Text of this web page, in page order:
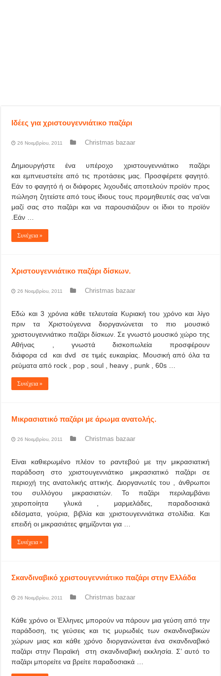
Ιδέες για χριστουγεννιάτικο παζάρι
26 Νοεμβρίου, 2011 Christmas bazaar
Δημιουργήστε ένα υπέροχο χριστουγεννιάτικο παζάρι
και εμπνευστείτε από τις προτάσεις μας. Προσφέρετε φαγητό.
Εάν το φαγητό ή οι διάφορες λιχουδιές αποτελούν προϊόν προς
πώληση ζητείστε από τους ίδιους τους προμηθευτές σας να’ναι
μαζί σας στο παζάρι και να παρουσιάζουν οι ίδιοι το προϊόν
.Εάν …
Συνέχεια »
Χριστουγεννιάτικο παζάρι δίσκων.
26 Νοεμβρίου, 2011 Christmas bazaar
Εδώ και 3 χρόνια κάθε τελευταία Κυριακή του χρόνο και λίγο
πριν τα Χριστούγεννα διοργανώνεται το πιο μουσικό
χριστουγεννιάτικο παζάρι δίσκων. Σε γνωστό μουσικό χώρο της
Αθήνας , γνωστά δισκοπωλεία προσφέρουν
διάφορα cd και dvd σε τιμές ευκαιρίας. Μουσική από όλα τα
ρεύματα από rock , pop , soul , heavy , punk , 60s …
Συνέχεια »
Μικρασιατικό παζάρι με άρωμα ανατολής.
26 Νοεμβρίου, 2011 Christmas bazaar
Είναι καθιερωμένο πλέον το ραντεβού με την μικρασιατική
παράδοση στο χριστουγεννιάτικο μικρασιατικό παζάρι σε
περιοχή της ανατολικής αττικής. Διοργανωτές του , άνθρωποι
του συλλόγου μικρασιατών. Το παζάρι περιλαμβάνει
χειροποίητα γλυκά , μαρμελάδες, παραδοσιακά
εδέσματα, γούρια, βιβλία και χριστουγεννιάτικα στολίδια. Και
επειδή οι μικρασιάτες φημίζονται για …
Συνέχεια »
Σκανδιναβικό χριστουγεννιάτικο παζάρι στην Ελλάδα
26 Νοεμβρίου, 2011 Christmas bazaar
Κάθε χρόνο οι Έλληνες μπορούν να πάρουν μια γεύση από την
παράδοση, τις γεύσεις και τις μυρωδιές των σκανδιναβικών
χώρων μιας και κάθε χρόνο διοργανώνεται ένα σκανδιναβικό
παζάρι στην Πειραϊκή στη σκανδιναβική εκκλησία. Σ’ αυτό το
παζάρι μπορείτε να βρείτε παραδοσιακά …